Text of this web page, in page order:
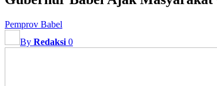
Pemprov Babel
By Redaksi 0